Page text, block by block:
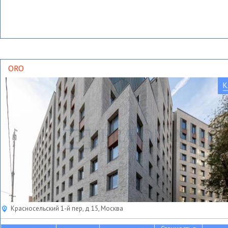
ORO
Красносельский 1-й пер, д 15, Москва